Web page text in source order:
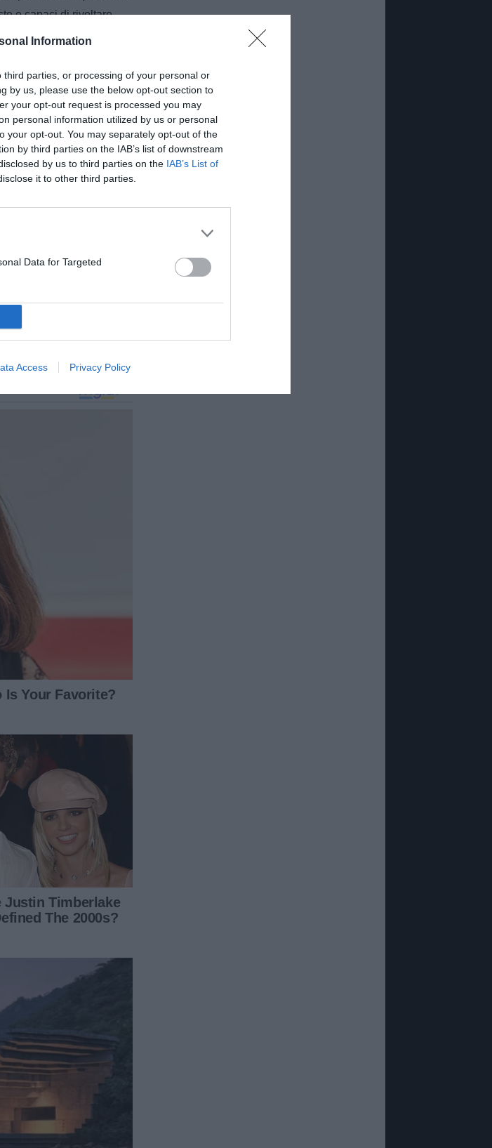
Information
parties, or processing of your personal or
by us, please use the below opt-out section to
your opt-out request is processed you may
personal information utilized by us or personal
your opt-out. You may separately opt-out of the
by third parties on the IAB’s list of downstream
by us to third parties on the IAB’s List of
it to other third parties.
Data for Targeted
Access Privacy Policy
e capaci di rivoltare
sia una persona in
segue l’attualità della
bianconero.